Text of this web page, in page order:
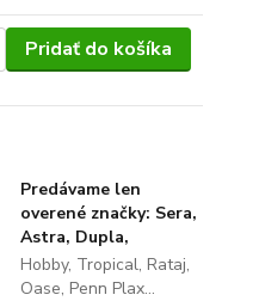
Pridať do košíka
Predávame len
overené značky: Sera,
Astra, Dupla,
Hobby, Tropical, Rataj,
Oase, Penn Plax...